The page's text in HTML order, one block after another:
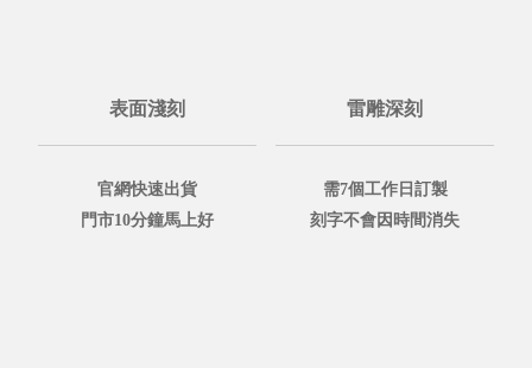
表面淺刻
官網快速出貨
門市10分鐘馬上好
雷雕深刻
需7個工作日訂製
刻字不會因時間消失